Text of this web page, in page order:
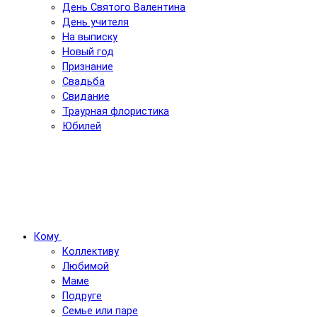
День Святого Валентина
День учителя
На выписку
Новый год
Признание
Свадьба
Свидание
Траурная флористика
Юбилей
Кому
Коллективу
Любимой
Маме
Подруге
Семье или паре